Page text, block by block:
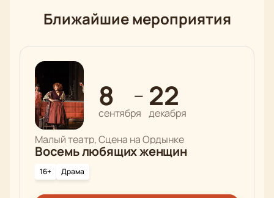
Ближайшие мероприятия
8
сентября
— 22
декабря
Малый театр, Сцена на Ордынке
Восемь любящих женщин
16+ Драма